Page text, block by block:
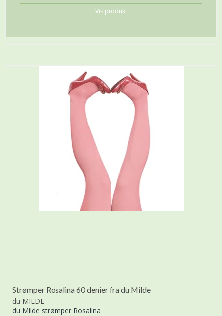
Vis produkt
Strømper Rosalina 60 denier fra du Milde
du MILDE
du Milde strømper Rosalina